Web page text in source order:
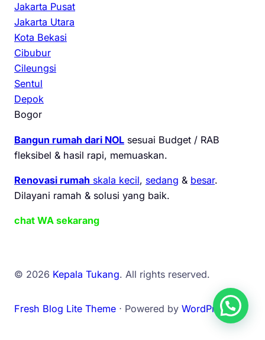
Jakarta Pusat
Jakarta Utara
Kota Bekasi
Cibubur
Cileungsi
Sentul
Depok
Bogor
Bangun rumah dari NOL sesuai Budget / RAB
fleksibel & hasil rapi, memuaskan.
Renovasi rumah skala kecil, sedang & besar.
Dilayani ramah & solusi yang baik.
chat WA sekarang
© 2026 Kepala Tukang. All rights reserved.
Fresh Blog Lite Theme ⋅ Powered by WordPress